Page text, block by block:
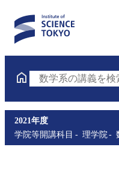
数学系の講義を検
2021年度
学院等開講科目
理学院